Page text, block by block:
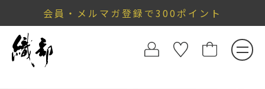
会員・メルマガ登録で300ポイント